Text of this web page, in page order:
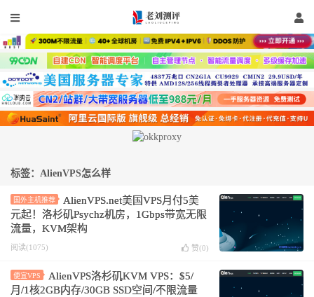
标签：AlienVPS怎么样
国外主机推荐
AlienVPS.net美国VPS月付5美
元起！洛杉矶Psychz机房，1Gbps带宽无限
流量，KVM架构
阅读(1075) 赞(0)
便宜VPS
AlienVPS洛杉矶KVM VPS：$5/
月/1核2GB内存/30GB SSD空间/不限流量